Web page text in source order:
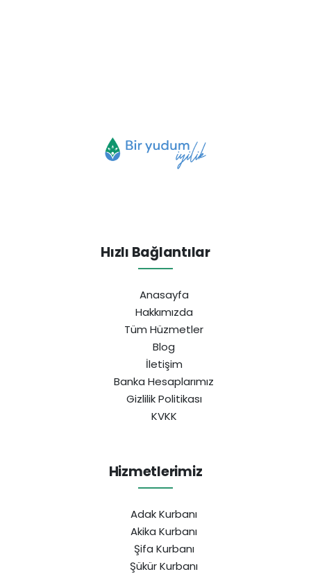
Hızlı Bağlantılar
Anasayfa
Hakkımızda
Tüm Hüzmetler
Blog
İletişim
Banka Hesaplarımız
Gizlilik Politikası
KVKK
Hizmetlerimiz
Adak Kurbanı
Akika Kurbanı
Şifa Kurbanı
Şükür Kurbanı